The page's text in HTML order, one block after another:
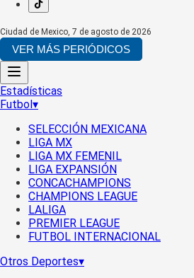
Ciudad de Mexico, 7 de agosto de 2026
VER MÁS PERIÓDICOS
Estadísticas
Futbol▾
SELECCIÓN MEXICANA
LIGA MX
LIGA MX FEMENIL
LIGA EXPANSIÓN
CONCACHAMPIONS
CHAMPIONS LEAGUE
LALIGA
PREMIER LEAGUE
FUTBOL INTERNACIONAL
Otros Deportes▾